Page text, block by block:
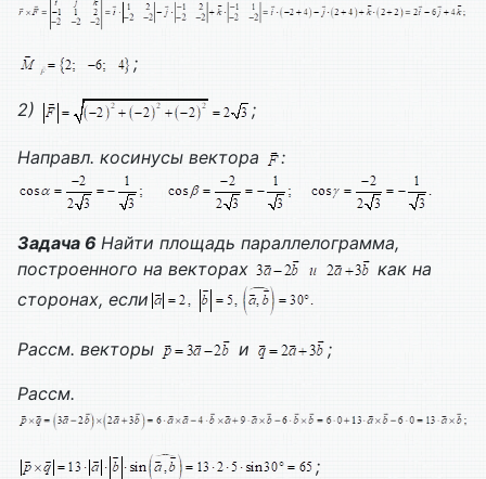
;
2) ;
Направл. косинусы вектора :
Задача 6 Найти площадь параллелограмма,
построенного на векторах
как на
сторонах, если
Рассм. векторы и ;
Рассм.
;